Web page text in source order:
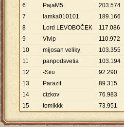
6
PajaM5 203.574
7
lamka010101 189.166
8
Lord LEVOBOČEK 117.086
9
Vlvip 110.972
10
mijosan veliky 103.355
11
panpodsvetia 103.194
12
-Siiu 92.290
13
Parazit 89.315
14
cizkov 76.983
15
tomikkk 73.951